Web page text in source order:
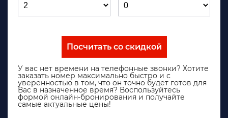
Посчитать со скидкой
У вас нет времени на телефонные звонки? Хотите
заказать номер максимально быстро и с
уверенностью в том, что он точно будет готов для
Вас в назначенное время? Воспользуйтесь
формой онлайн-бронирования и получайте
самые актуальные цены!